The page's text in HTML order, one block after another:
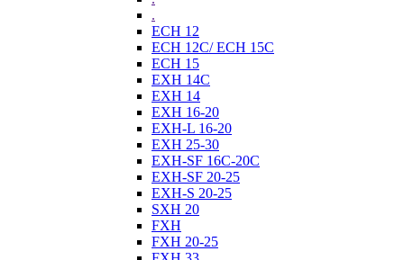
.
ECH 12
ECH 12C/ ECH 15C
ECH 15
EXH 14C
EXH 14
EXH 16-20
EXH-L 16-20
EXH 25-30
EXH-SF 16C-20C
EXH-SF 20-25
EXH-S 20-25
SXH 20
FXH
FXH 20-25